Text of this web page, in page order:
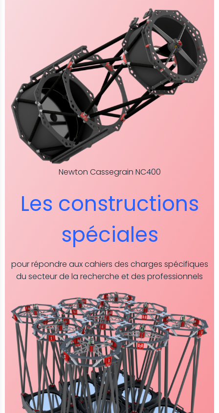
Newton Cassegrain NC400
Les constructions
spéciales
pour répondre aux cahiers des charges spécifiques
du secteur de la recherche et des professionnels